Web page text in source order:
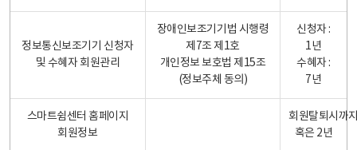
정보통신보조기기 신청자
및 수혜자 회원관리
장애인보조기기법 시행령
제7조 제1호
개인정보 보호법 제15조
(정보주체 동의)
신청자 :
1년
수혜자 :
7년
스마트쉼센터 홈페이지
회원정보
회원탈퇴시까
혹은 2년